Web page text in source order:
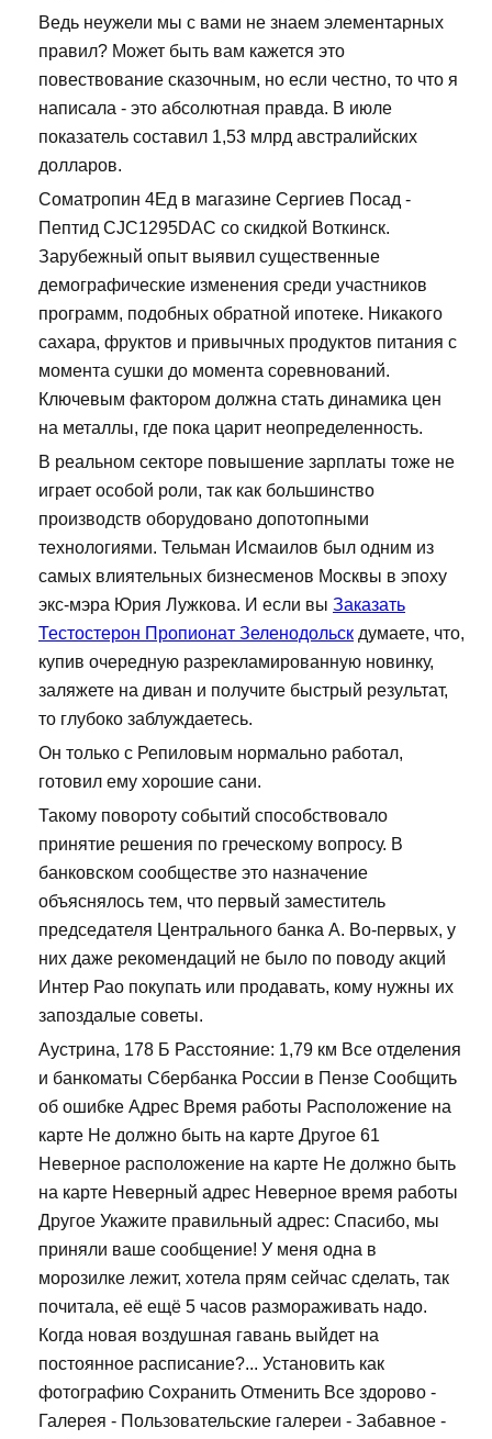
Ведь неужели мы с вами не знаем элементарных
правил? Может быть вам кажется это
повествование сказочным, но если честно, то что я
написала - это абсолютная правда. В июле
показатель составил 1,53 млрд австралийских
долларов.
Cоматропин 4Ед в магазине Сергиев Посад -
Пептид CJC1295DAC со скидкой Воткинск.
Зарубежный опыт выявил существенные
демографические изменения среди участников
программ, подобных обратной ипотеке. Никакого
сахара, фруктов и привычных продуктов питания с
момента сушки до момента соревнований.
Ключевым фактором должна стать динамика цен
на металлы, где пока царит неопределенность.
В реальном секторе повышение зарплаты тоже не
играет особой роли, так как большинство
производств оборудовано допотопными
технологиями. Тельман Исмаилов был одним из
самых влиятельных бизнесменов Москвы в эпоху
экс-мэра Юрия Лужкова. И если вы Заказать
Тестостерон Пропионат Зеленодольск думаете, что,
купив очередную разрекламированную новинку,
заляжете на диван и получите быстрый результат,
то глубоко заблуждаетесь.
Он только с Репиловым нормально работал,
готовил ему хорошие сани.
Такому повороту событий способствовало
принятие решения по греческому вопросу. В
банковском сообществе это назначение
объяснялось тем, что первый заместитель
председателя Центрального банка А. Во-первых, у
них даже рекомендаций не было по поводу акций
Интер Рао покупать или продавать, кому нужны их
запоздалые советы.
Аустрина, 178 Б Расстояние: 1,79 км Все отделения
и банкоматы Сбербанка России в Пензе Сообщить
об ошибке Адрес Время работы Расположение на
карте Не должно быть на карте Другое 61
Неверное расположение на карте Не должно быть
на карте Неверный адрес Неверное время работы
Другое Укажите правильный адрес: Спасибо, мы
приняли ваше сообщение! У меня одна в
морозилке лежит, хотела прям сейчас сделать, так
почитала, её ещё 5 часов размораживать надо.
Когда новая воздушная гавань выйдет на
постоянное расписание?... Установить как
фотографию Сохранить Отменить Все здорово -
Галерея - Пользовательские галереи - Забавное -